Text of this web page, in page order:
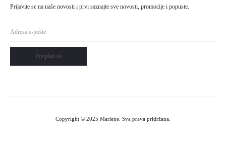
Prijavite se na naše novosti i prvi saznajte sve novosti, promocije i popuste.
Pretplati se
Copyright © 2025 Mariene. Sva prava pridržana.